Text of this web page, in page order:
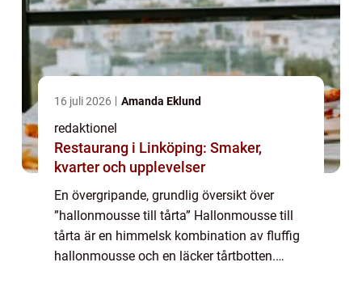
16 juli 2026 Amanda Eklund
redaktionel
Restaurang i Linköping: Smaker,
kvarter och upplevelser
En övergripande, grundlig översikt över
”hallonmousse till tårta” Hallonmousse till
tårta är en himmelsk kombination av fluffig
hallonmousse och en läcker tårtbotten.